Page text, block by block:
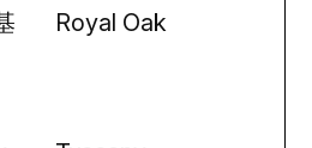
Royal Oak